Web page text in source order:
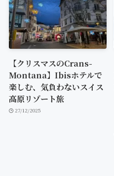
【クリスマスのCrans-
Montana】Ibisホテルで
楽しむ、気負わないスイス
高原リゾート旅
27/12/2025